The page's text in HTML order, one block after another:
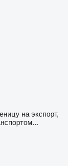
на экспорт,